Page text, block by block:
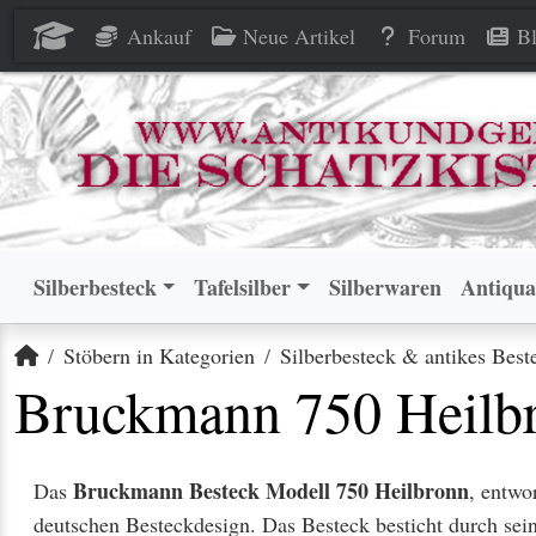
Ankauf Neue Artikel Forum
Silberbesteck Tafelsilber Silberwaren
Startseite
Stöbern in Kategorien Silberbesteck & antikes
Bruckmann 750
Das Bruckmann Besteck Modell 750 Heilbronn,
deutschen Besteckdesign. Das Besteck besticht durch